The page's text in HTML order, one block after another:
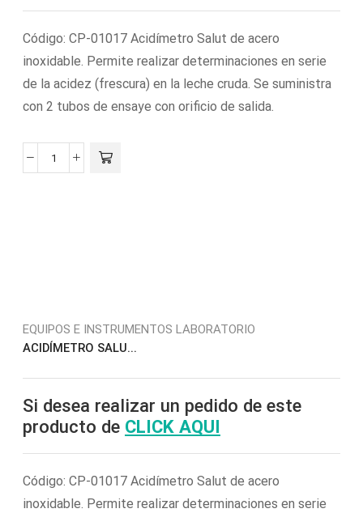
Código: CP-01017 Acidímetro Salut de acero
inoxidable. Permite realizar determinaciones en serie
de la acidez (frescura) en la leche cruda. Se suministra
con 2 tubos de ensaye con orificio de salida.
EQUIPOS E INSTRUMENTOS LABORATORIO
ACIDÍMETRO SALU...
Si desea realizar un pedido de este
producto de CLICK AQUI
Código: CP-01017 Acidímetro Salut de acero
inoxidable. Permite realizar determinaciones en serie